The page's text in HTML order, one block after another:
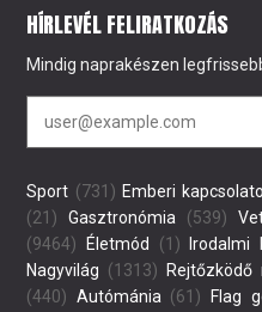
HÍRLEVÉL FELIRATKOZÁS
Mindig naprakészen
Sport (731) Emberi
(21)
Gasztronómia (539)
(9464)
Életmód (1) Irodalmi
Nagyvilág (1313) Rejtőzködő
(440) Autómánia (61) Flag